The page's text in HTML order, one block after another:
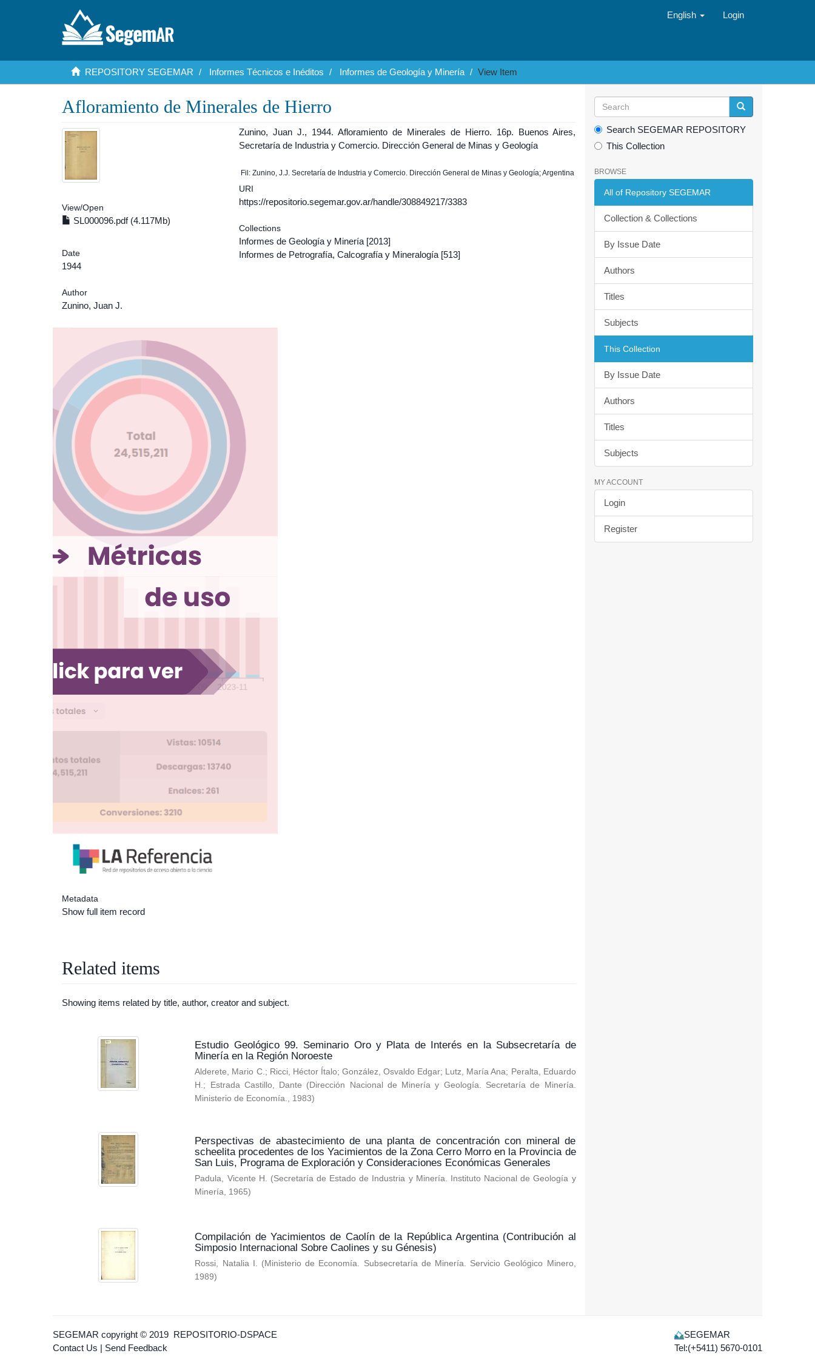
English Login
REPOSITORY SEGEMAR Informes Técnicos e Inéditos Informes de Geología y Minería View Item
Afloramiento de Minerales de Hierro
View/Open
SL000096.pdf (4.117Mb)
Date
1944
Author
Zunino, Juan J.
Metadata
Show full item record
Zunino, Juan J., 1944. Afloramiento de Minerales de Hierro. 16p. Buenos Aires,
Secretaría de Industria y Comercio. Dirección General de Minas y Geología
Fil: Zunino, J.J. Secretaría de Industria y Comercio. Dirección General de Minas y Geología; Argentina
URI
https://repositorio.segemar.gov.ar/handle/308849217/3383
Collections
Informes de Geología y Minería [2013]
Informes de Petrografía, Calcografía y Mineralogía [513]
Related items
Showing items related by title, author, creator and subject.
Estudio Geológico 99. Seminario Oro y Plata de Interés en la Subsecretaría de
Minería en la Región Noroeste
Alderete, Mario C.; Ricci, Héctor Ítalo; González, Osvaldo Edgar; Lutz, María Ana; Peralta, Eduardo
H.; Estrada Castillo, Dante (Dirección Nacional de Minería y Geología. Secretaría de Minería.
Ministerio de Economía., 1983)
Perspectivas de abastecimiento de una planta de concentración con mineral de
scheelita procedentes de los Yacimientos de la Zona Cerro Morro en la Provincia de
San Luis, Programa de Exploración y Consideraciones Económicas Generales
Padula, Vicente H. (Secretaría de Estado de Industria y Minería. Instituto Nacional de Geología y
Minería, 1965)
Compilación de Yacimientos de Caolín de la República Argentina (Contribución al
Simposio Internacional Sobre Caolines y su Génesis)
Rossi, Natalia I. (Ministerio de Economía. Subsecretaría de Minería. Servicio Geológico Minero,
1989)
Search SEGEMAR REPOSITORY
This Collection
BROWSE
All of Repository SEGEMAR
Collection & Collections
By Issue Date
Authors
Titles
Subjects
This Collection
By Issue Date
Authors
Titles
Subjects
MY ACCOUNT
Login
Register
SEGEMAR copyright © 2019 REPOSITORIO-DSPACE
Contact Us | Send Feedback
SEGEMAR
Tel:(+5411) 5670-0101